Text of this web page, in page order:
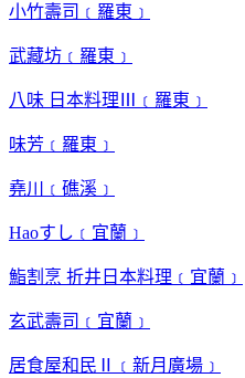
小竹壽司﹝羅東﹞
武藏坊﹝羅東﹞
八味 日本料理Ⅲ﹝羅東﹞
味芳﹝羅東﹞
堯川﹝礁溪﹞
Haoすし﹝宜蘭﹞
鮨割烹 折井日本料理﹝宜蘭﹞
玄武壽司﹝宜蘭﹞
居食屋和民Ⅱ﹝新月廣場﹞